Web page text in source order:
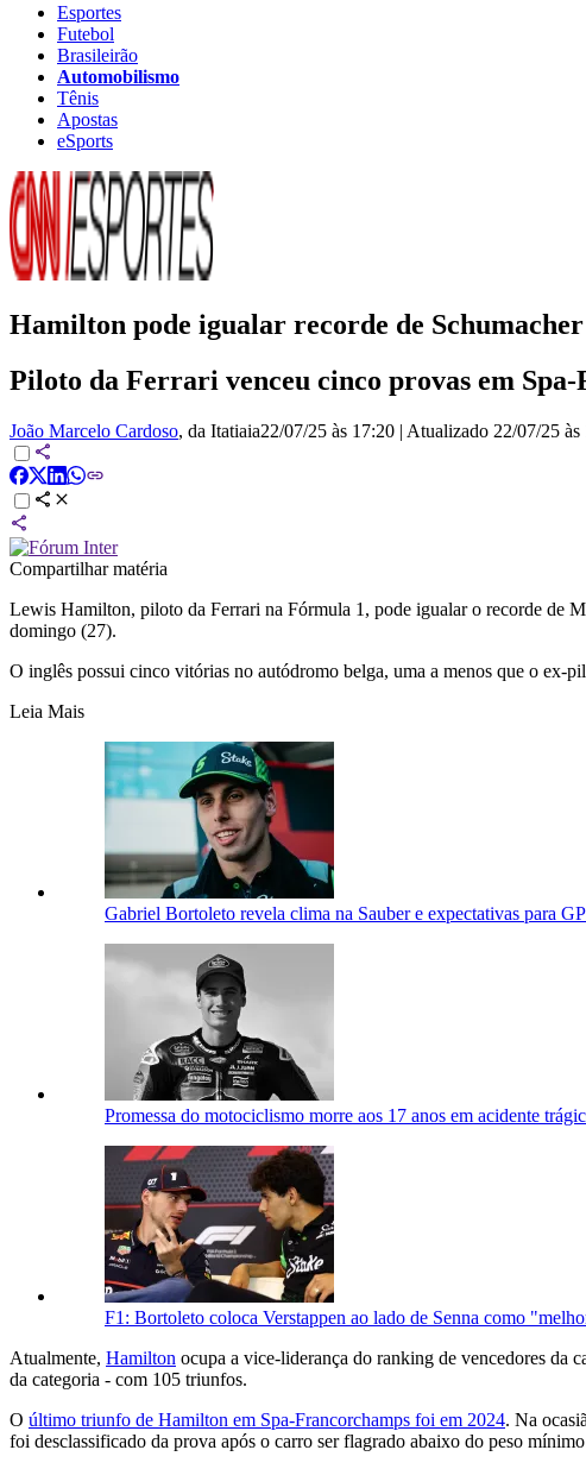
Esportes
Futebol
Brasileirão
Automobilismo
Tênis
Apostas
eSports
Hamilton pode igualar recorde de
Piloto da Ferrari venceu cinco provas em
João Marcelo Cardoso, da Itatiaia22/07/25 às 17:20 | Atualizado 22/07/25 às
Compartilhar matéria
Lewis Hamilton, piloto da Ferrari na Fórmula 1 , pode igualar o recorde de
domingo (27).
O inglês possui cinco vitórias no autódromo belga, uma a menos que o ex-
Leia Mais
Gabriel Bortoleto revela clima na Sauber e expectativas para
Promessa do motociclismo morre aos 17 anos em acidente
F1: Bortoleto coloca Verstappen ao lado de Senna como
Atualmente, Hamilton ocupa a vice-liderança do ranking de vencedores da
da categoria - com 105 triunfos.
O último triunfo de Hamilton em Spa-Francorchamps foi em 2024. Na
foi desclassificado da prova após o carro ser flagrado abaixo do peso